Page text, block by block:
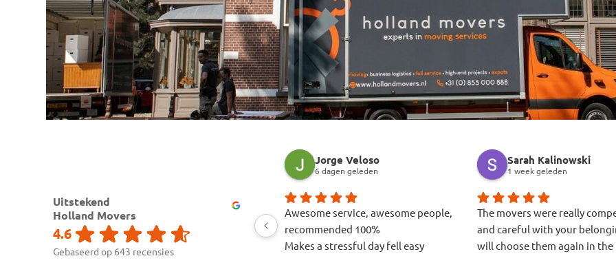
Uitstekend
Holland Movers
4.6
Gebaseerd op 643 recensies
Excellent service from start to finish.
The team was professional, polite,
and made the entire move feel
Jorge Veloso
6 dagen geleden
Awesome service, awesome people,
recommended 100%
Makes a stressful day fell easy
Sarah Kalinowski
1 week geleden
The movers were really
and careful with your
will choose them again in